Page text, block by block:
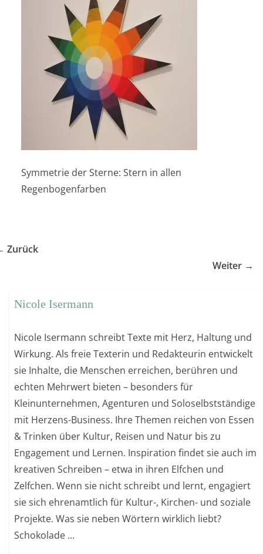
Symmetrie der Sterne: Stern in allen
Regenbogenfarben
Zurück
Weiter →
Nicole Isermann
Nicole Isermann schreibt Texte mit Herz, Haltung und
Wirkung. Als freie Texterin und Redakteurin entwickelt
sie Inhalte, die Menschen erreichen, berühren und
echten Mehrwert bieten – besonders für
Kleinunternehmen, Agenturen und Soloselbstständige
mit Herzens-Business. Ihre Themen reichen von Essen
& Trinken über Kultur, Reisen und Natur bis zu
Engagement und Lernen. Inspiration findet sie auch im
kreativen Schreiben – etwa in ihren Elfchen und
Zelfchen. Wenn sie nicht schreibt und lernt, engagiert
sie sich ehrenamtlich für Kultur-, Kirchen- und soziale
Projekte. Was sie neben Wörtern wirklich liebt?
Schokolade ...